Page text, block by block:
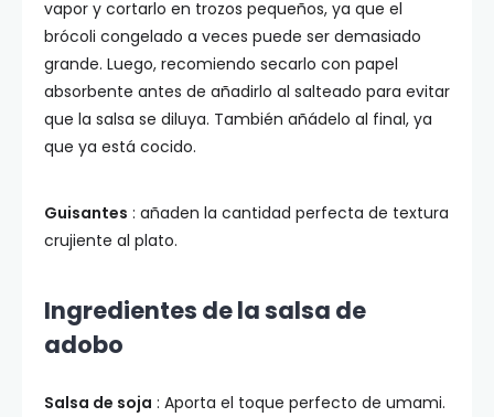
vapor y cortarlo en trozos pequeños, ya que el
brócoli congelado a veces puede ser demasiado
grande. Luego, recomiendo secarlo con papel
absorbente antes de añadirlo al salteado para evitar
que la salsa se diluya. También añádelo al final, ya
que ya está cocido.
Guisantes : añaden la cantidad perfecta de textura
crujiente al plato.
Ingredientes de la salsa de
adobo
Salsa de soja : Aporta el toque perfecto de umami.